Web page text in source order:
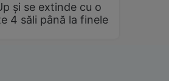
și se extinde cu o
4 săli până la finele